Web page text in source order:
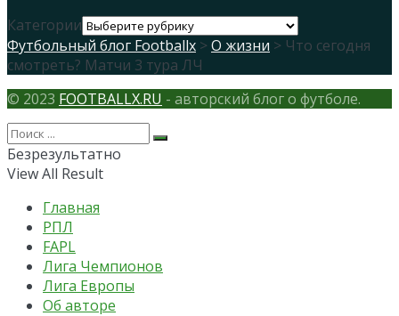
Категории
Футбольный блог Footballx > О жизни > Что сегодня
смотреть? Матчи 3 тура ЛЧ
© 2023 FOOTBALLX.RU - авторский блог о футболе.
Безрезультатно
View All Result
Главная
РПЛ
FAPL
Лига Чемпионов
Лига Европы
Об авторе